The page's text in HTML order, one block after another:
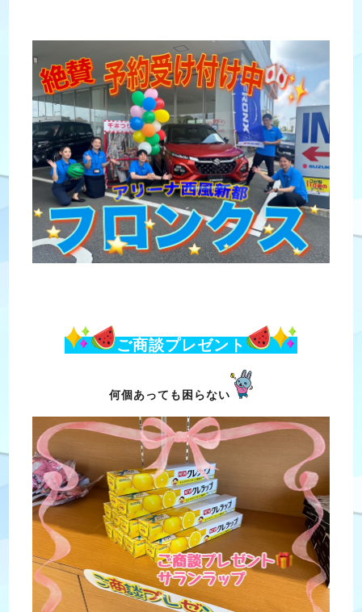
ご商談プレゼント
何個あっても困らない